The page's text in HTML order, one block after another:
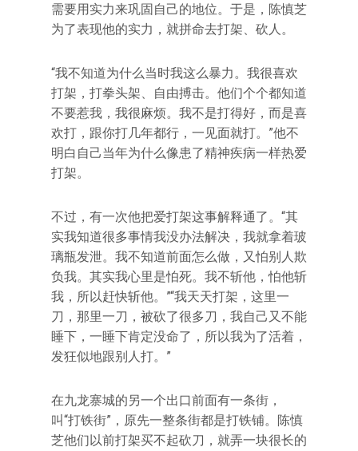
需要用实力来巩固自己的地位。于是，陈慎芝
为了表现他的实力，就拼命去打架、砍人。
“我不知道为什么当时我这么暴力。我很喜欢
打架，打拳头架、自由搏击。他们个个都知道
不要惹我，我很麻烦。我不是打得好，而是喜
欢打，跟你打几年都行，一见面就打。”他不
明白自己当年为什么像患了精神疾病一样热爱
打架。
不过，有一次他把爱打架这事解释通了。“其
实我知道很多事情我没办法解决，我就拿着玻
璃瓶发泄。我不知道前面怎么做，又怕别人欺
负我。其实我心里是怕死。我不斩他，怕他斩
我，所以赶快斩他。”“我天天打架，这里一
刀，那里一刀，被砍了很多刀，我自己又不能
睡下，一睡下肯定没命了，所以我为了活着，
发狂似地跟别人打。”
在九龙寨城的另一个出口前面有一条街，
叫“打铁街”，原先一整条街都是打铁铺。陈慎
芝他们以前打架买不起砍刀，就弄一块很长的